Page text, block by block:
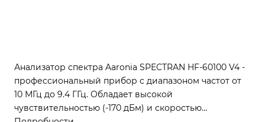
Анализатор спектра Aaronia SPECTRAN HF-60100 V4 -
профессиональный прибор с диапазоном частот от
10 МГц до 9.4 ГГц. Обладает высокой
чувствительностью (-170 дБм) и скоростью